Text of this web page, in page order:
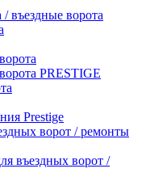
въездные ворота
PRESTIGE
Prestige
ворот / ремонты
въездных ворот /